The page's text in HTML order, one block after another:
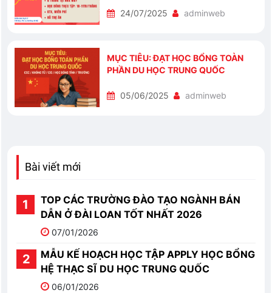
24/07/2025 adminweb
MỤC TIÊU: ĐẠT HỌC BỔNG TOÀN
PHẦN DU HỌC TRUNG QUỐC
05/06/2025 adminweb
Bài viết mới
TOP CÁC TRƯỜNG ĐÀO TẠO NGÀNH BÁN
DẪN Ở ĐÀI LOAN TỐT NHẤT 2026
07/01/2026
MẪU KẾ HOẠCH HỌC TẬP APPLY HỌC BỔNG
HỆ THẠC SĨ DU HỌC TRUNG QUỐC
06/01/2026